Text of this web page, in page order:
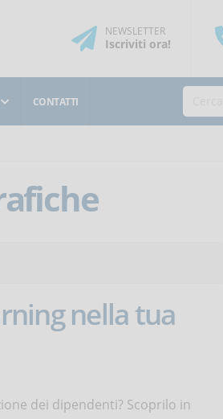
NEWSLETTER
Iscriviti ora!
CONTATTI
nella tua
dei dipendenti? Scoprilo in